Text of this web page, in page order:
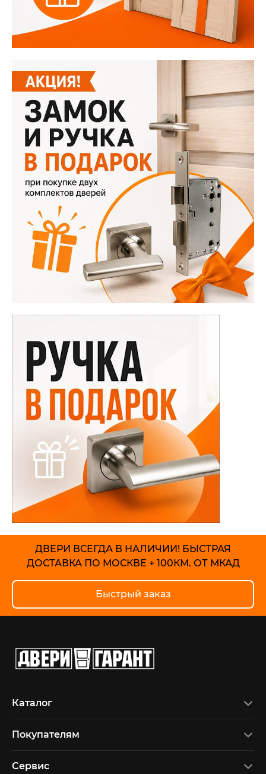
ДВЕРИ ВСЕГДА В НАЛИЧИИ! БЫСТРАЯ
ДОСТАВКА ПО МОСКВЕ + 100КМ. ОТ МКАД
Быстрый заказ
Каталог
Покупателям
Сервис